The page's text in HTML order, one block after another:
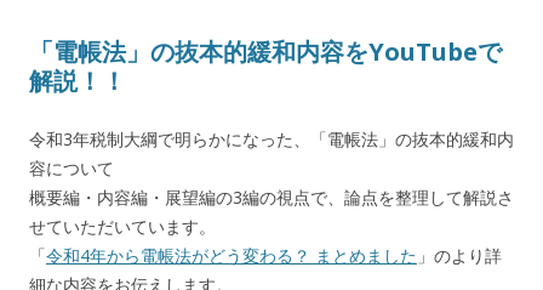
「電帳法」の抜本的緩和内容をYouTubeで
解説！！
令和3年税制大綱で明らかになった、「電帳法」の抜本的緩和内
容について
概要編・内容編・展望編の3編の視点で、論点を整理して解説さ
せていただいています。
「令和4年から電帳法がどう変わる？ まとめました 」のより詳
細な内容をお伝えします。